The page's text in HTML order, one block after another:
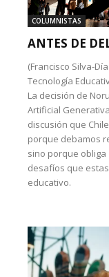
COLUMNISTAS
ANTES DE
(Francisco Silva-
Tecnología
La decisión de
Artificial
discusión que
porque debamos
sino porque
desafíos que
educativo.